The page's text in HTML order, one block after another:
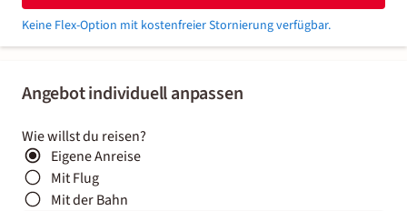
Angebot individuell anpassen
Wie willst du reisen?
Eigene Anreise
Mit Flug
Mit der Bahn
Keine Flex-Option mit kostenfreier Stornierung verfügbar.